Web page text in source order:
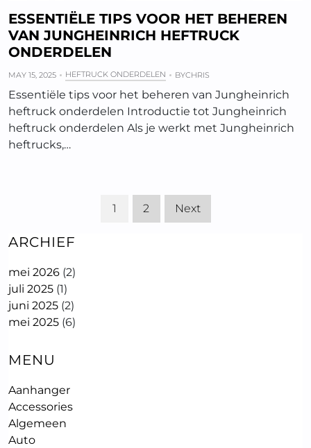
ESSENTIËLE TIPS VOOR HET BEHEREN
VAN JUNGHEINRICH HEFTRUCK
ONDERDELEN
MAY 15, 2025 HEFTRUCK ONDERDELEN BYCHRIS
Essentiële tips voor het beheren van Jungheinrich
heftruck onderdelen Introductie tot Jungheinrich
heftruck onderdelen Als je werkt met Jungheinrich
heftrucks,…
1 2 Next
ARCHIEF
mei 2026 (2)
juli 2025 (1)
juni 2025 (2)
mei 2025 (6)
MENU
Aanhanger
Accessories
Algemeen
Auto